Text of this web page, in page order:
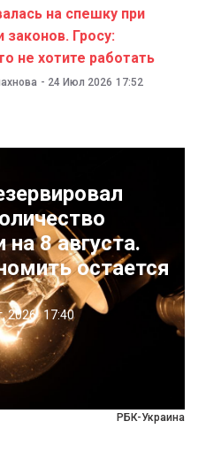
на спешку при
законов. Гросу:
не хотите работать
- 24 Июл 2026 17:52
РБК-Украина
на 8 августа.
остается
2026 17:40